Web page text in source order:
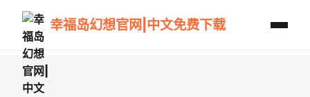
幸福岛幻想官网|中文免费下载